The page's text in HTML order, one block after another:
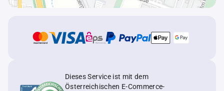
Dieses Service ist mit dem
Österreichischen E-Commerce-